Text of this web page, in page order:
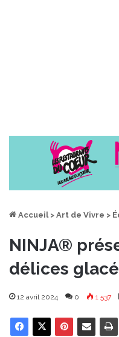
Accueil > Art de Vivre >
NINJA®
délices
12 avril 2024 0 1 537